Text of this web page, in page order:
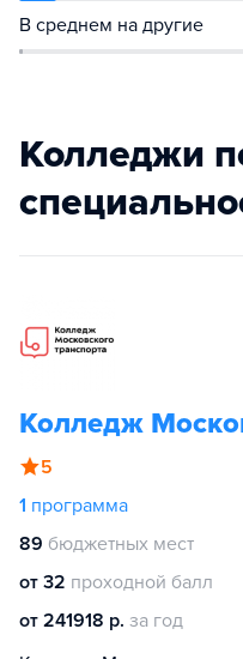
В среднем на другие
Колледжи
Колледж
5
1 программа
89 бюджетных мест
от 32 проходной балл
от 241918 р. за год